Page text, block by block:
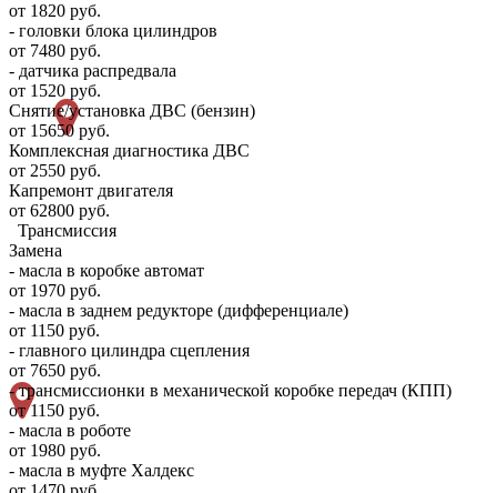
от 1820 руб.
- головки блока цилиндров
от 7480 руб.
- датчика распредвала
от 1520 руб.
Снятие/установка ДВС (бензин)
от 15650 руб.
Комплексная диагностика ДВС
от 2550 руб.
Капремонт двигателя
от 62800 руб.
Трансмиссия
Замена
- масла в коробке автомат
от 1970 руб.
- масла в заднем редукторе (дифференциале)
от 1150 руб.
- главного цилиндра сцепления
от 7650 руб.
- трансмиссионки в механической коробке передач (КПП)
от 1150 руб.
- масла в роботе
от 1980 руб.
- масла в муфте Халдекс